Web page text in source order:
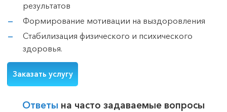
результатов
Формирование мотивации на выздоровления
Стабилизация физического и психического
здоровья.
Заказать услугу
Ответы на часто задаваемые вопросы